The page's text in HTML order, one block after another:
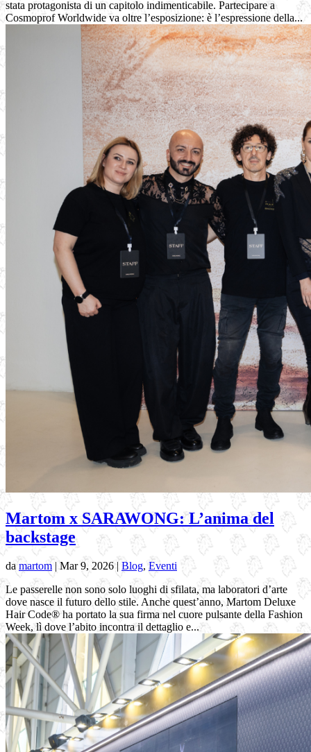
stata protagonista di un capitolo indimenticabile. Partecipare a
Cosmoprof Worldwide va oltre l’esposizione: è l’espressione della...
Martom x SARAWONG: L’anima del
backstage
damartom | Mar 9, 2026| Blog, Eventi
Le passerelle non sono solo luoghi di sfilata, ma laboratori d’arte
dove nasce il futuro dello stile. Anche quest’anno, Martom Deluxe
Hair Code® ha portato la sua firma nel cuore pulsante della Fashion
Week, lì dove l’abito incontra il dettaglio e...